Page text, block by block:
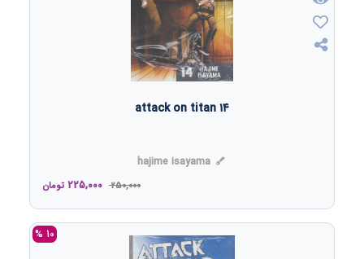
۱۴ attack on titan
hajime isayama
250,000
225,000 تومان
10 %